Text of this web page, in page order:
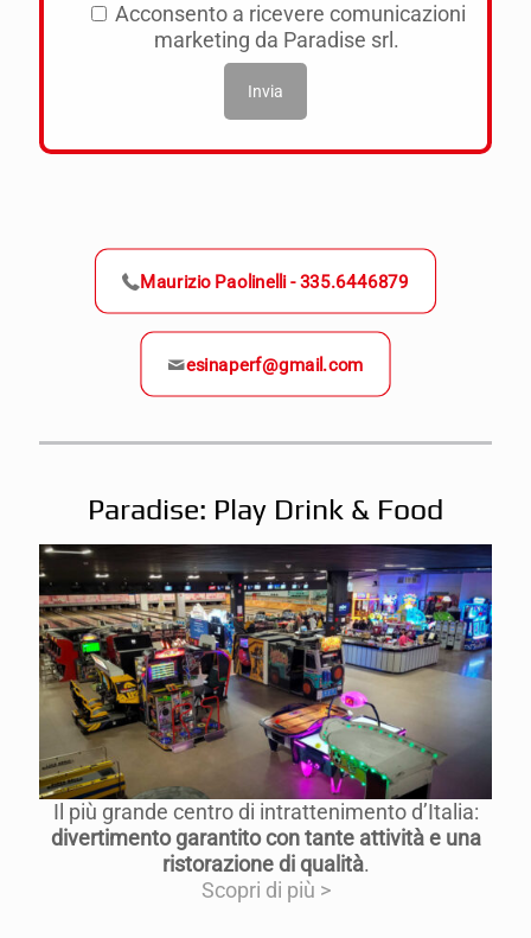
Acconsento a ricevere comunicazioni
marketing da Paradise srl.
Maurizio Paolinelli - 335.6446879
esinaperf@gmail.com
Paradise: Play Drink & Food
Il più grande centro di intrattenimento d’Italia:
divertimento garantito con tante attività e una
ristorazione di qualità.
Scopri di più >